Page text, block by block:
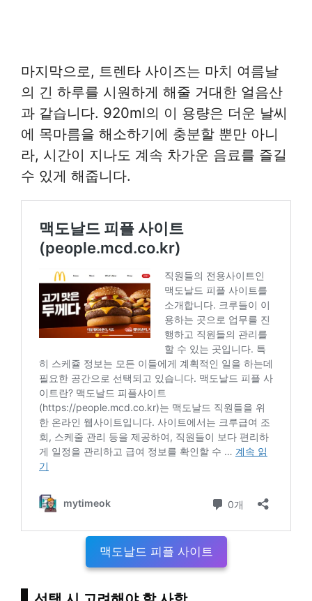
마지막으로, 트렌타 사이즈는 마치 여름날
의 긴 하루를 시원하게 해줄 거대한 얼음산
과 같습니다. 920ml의 이 용량은 더운 날씨
에 목마름을 해소하기에 충분할 뿐만 아니
라, 시간이 지나도 계속 차가운 음료를 즐길
수 있게 해줍니다.
맥도날드 피플 사이트